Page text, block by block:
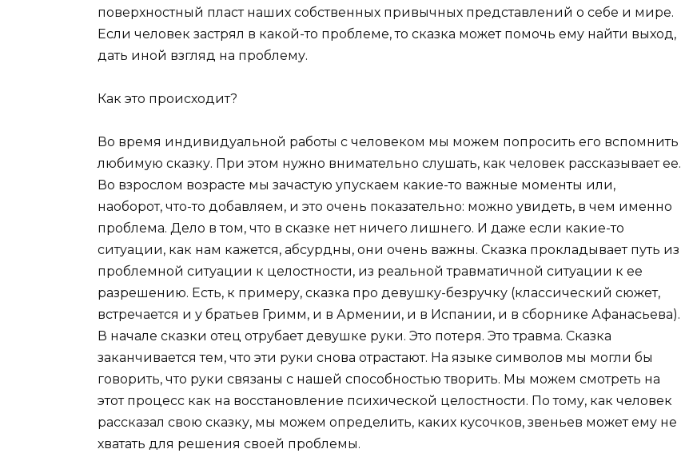
поверхностный пласт наших собственных привычных представлений о себе и мире.
Если человек застрял в какой-то проблеме, то сказка может помочь ему найти выход,
дать иной взгляд на проблему.
Как это происходит?
Во время индивидуальной работы с человеком мы можем попросить его вспомнить
любимую сказку. При этом нужно внимательно слушать, как человек рассказывает ее.
Во взрослом возрасте мы зачастую упускаем какие-то важные моменты или,
наоборот, что-то добавляем, и это очень показательно: можно увидеть, в чем именно
проблема. Дело в том, что в сказке нет ничего лишнего. И даже если какие-то
ситуации, как нам кажется, абсурдны, они очень важны. Сказка прокладывает путь из
проблемной ситуации к целостности, из реальной травматичной ситуации к ее
разрешению. Есть, к примеру, сказка про девушку-безручку (классический сюжет,
встречается и у братьев Гримм, и в Армении, и в Испании, и в сборнике Афанасьева).
В начале сказки отец отрубает девушке руки. Это потеря. Это травма. Сказка
заканчивается тем, что эти руки снова отрастают. На языке символов мы могли бы
говорить, что руки связаны с нашей способностью творить. Мы можем смотреть на
этот процесс как на восстановление психической целостности. По тому, как человек
рассказал свою сказку, мы можем определить, каких кусочков, звеньев может ему не
хватать для решения своей проблемы.